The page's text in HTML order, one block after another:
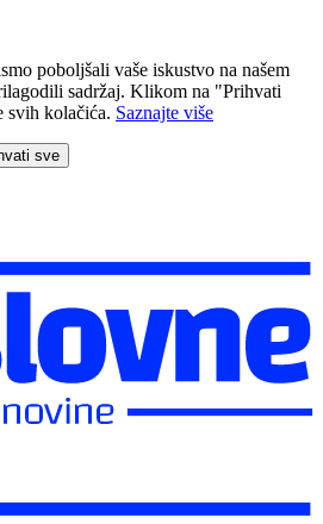
poboljšali vaše iskustvo na našem
sadržaj. Klikom na "Prihvati
svih kolačića. Saznajte više
sve